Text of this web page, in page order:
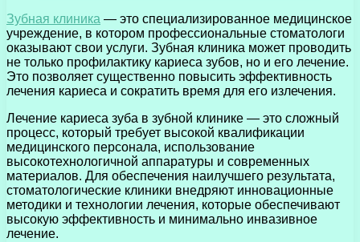
Зубная клиника — это специализированное медицинское
учреждение, в котором профессиональные стоматологи
оказывают свои услуги. Зубная клиника может проводить
не только профилактику кариеса зубов, но и его лечение.
Это позволяет существенно повысить эффективность
лечения кариеса и сократить время для его излечения.
Лечение кариеса зуба в зубной клинике — это сложный
процесс, который требует высокой квалификации
медицинского персонала, использование
высокотехнологичной аппаратуры и современных
материалов. Для обеспечения наилучшего результата,
стоматологические клиники внедряют инновационные
методики и технологии лечения, которые обеспечивают
высокую эффективность и минимально инвазивное
лечение.